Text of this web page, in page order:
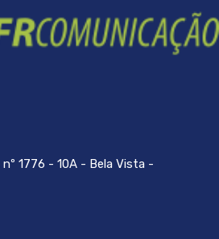
1776 - 10A - Bela Vista -